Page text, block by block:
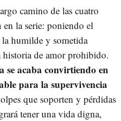
camino de las cuatro
en la serie: poniendo el
humilde y sometida
historia de amor prohibido.
se acaba convirtiendo en
para la supervivencia
que soporten y pérdidas
tener una vida digna,